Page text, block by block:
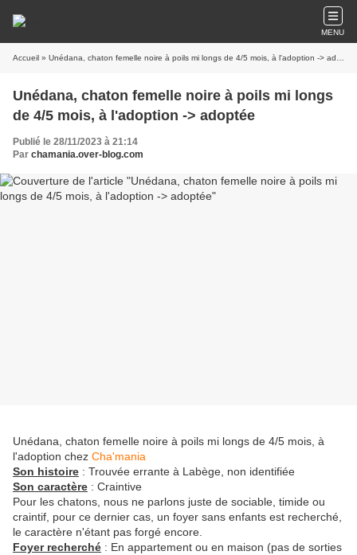
MENU
Accueil » Unédana, chaton femelle noire à poils mi longs de 4/5 mois, à l'adoption -> adoptée
Unédana, chaton femelle noire à poils mi longs
de 4/5 mois, à l'adoption -> adoptée
Publié le 28/11/2023 à 21:14
Par chamania.over-blog.com
Unédana, chaton femelle noire à poils mi longs de 4/5 mois, à
l'adoption chez Cha'mania
Son histoire : Trouvée errante à Labège, non identifiée
Son caractère : Craintive
Pour les chatons, nous ne parlons juste de sociable, timide ou
craintif, pour ce dernier cas, un foyer sans enfants est recherché,
le caractère n'étant pas forgé encore.
Foyer recherché : En appartement ou en maison (pas de sorties